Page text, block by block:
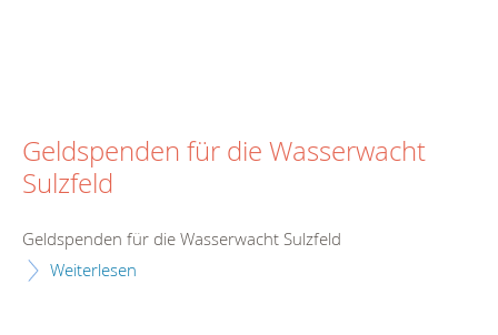
Geldspenden für die Wasserwacht
Sulzfeld
Geldspenden für die Wasserwacht Sulzfeld
Weiterlesen